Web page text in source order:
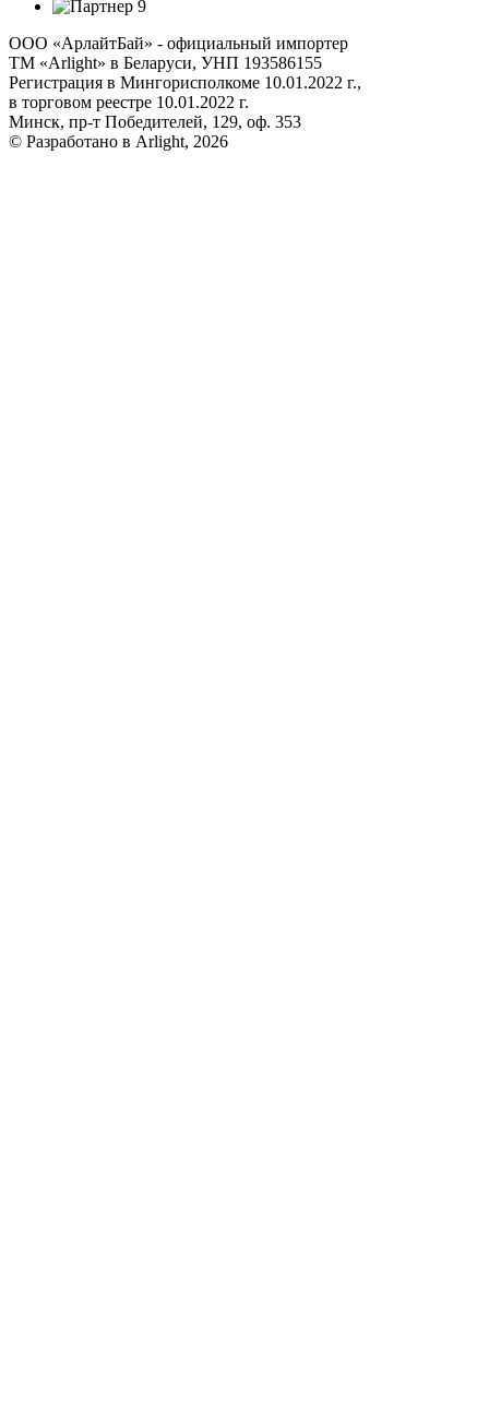
ООО «АрлайтБай» - официальный импортер
ТМ «Arlight» в Беларуси, УНП 193586155
Регистрация в Мингорисполкоме 10.01.2022 г.,
в торговом реестре 10.01.2022 г.
Минск, пр-т Победителей, 129, оф. 353
© Разработано в Arlight, 2026